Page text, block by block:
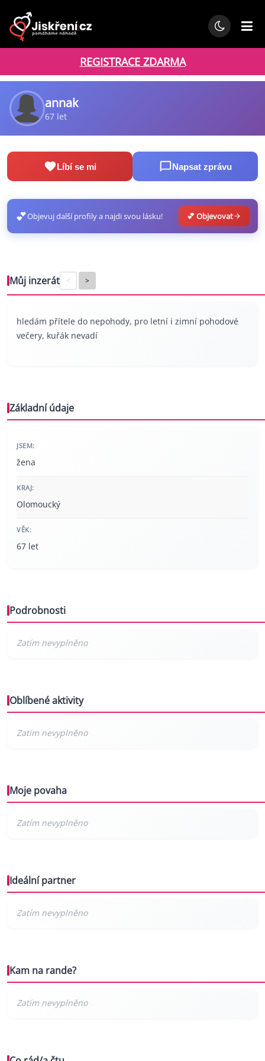
REGISTRACE ZDARMA
annak
67 let
Líbí se mi Napsat zprávu
💕Objevuj další profily a najdi svou lásku! 💕 Objevovat
Můj inzerát < >
hledám přítele do nepohody, pro letní i zimní pohodové
večery, kuřák nevadí
Základní údaje
JSEM:
žena
KRAJ:
Olomoucký
VĚK:
67 let
Podrobnosti
Oblíbené aktivity
Moje povaha
Ideální partner
Kam na rande?